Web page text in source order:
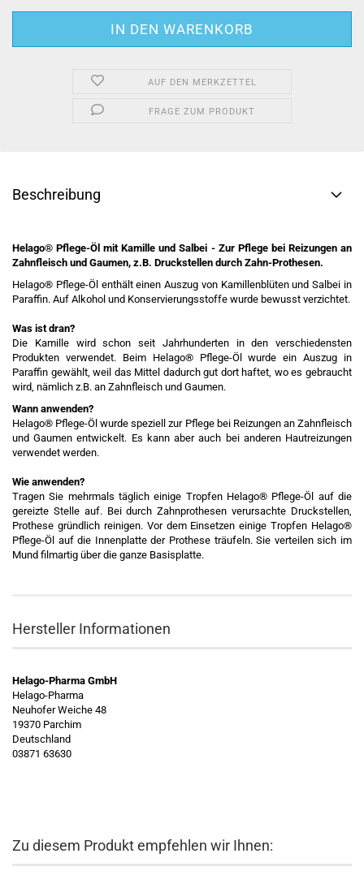
AUF DEN MERKZETTEL
FRAGE ZUM PRODUKT
Beschreibung
Helago® Pflege-Öl mit Kamille und Salbei - Zur Pflege bei Reizungen an
Zahnfleisch und Gaumen, z.B. Druckstellen durch Zahn-Prothesen.
Helago® Pflege-Öl enthält einen Auszug von Kamillenblüten und Salbei in
Paraffin. Auf Alkohol und Konservierungsstoffe wurde bewusst verzichtet.
Was ist dran?
Die Kamille wird schon seit Jahrhunderten in den verschiedensten
Produkten verwendet. Beim Helago® Pflege-Öl wurde ein Auszug in
Paraffin gewählt, weil das Mittel dadurch gut dort haftet, wo es gebraucht
wird, nämlich z.B. an Zahnfleisch und Gaumen.
Wann anwenden?
Helago® Pflege-Öl wurde speziell zur Pflege bei Reizungen an Zahnfleisch
und Gaumen entwickelt. Es kann aber auch bei anderen Hautreizungen
verwendet werden.
Wie anwenden?
Tragen Sie mehrmals täglich einige Tropfen Helago® Pflege-Öl auf die
gereizte Stelle auf. Bei durch Zahnprothesen verursachte Druckstellen,
Prothese gründlich reinigen. Vor dem Einsetzen einige Tropfen Helago®
Pflege-Öl auf die Innenplatte der Prothese träufeln. Sie verteilen sich im
Mund filmartig über die ganze Basisplatte.
Hersteller Informationen
Helago-Pharma GmbH
Helago-Pharma
Neuhofer Weiche 48
19370 Parchim
Deutschland
03871 63630
Zu diesem Produkt empfehlen wir Ihnen: